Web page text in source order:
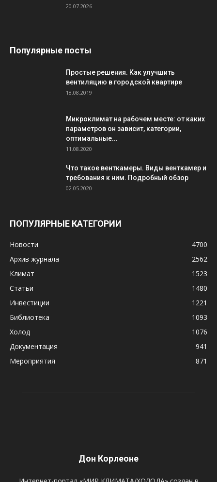
20.07.2026
Популярные посты
Простые решения. Как улучшить
вентиляцию в городской квартире
18.08.2019
Микроклимат на рабочем месте: от каких
параметров он зависит, категории,
оптимальные...
11.08.2020
Что такое венткамеры. Виды венткамер и
требования к ним. Подробный обзор
02.05.2020
ПОПУЛЯРНЫЕ КАТЕГОРИИ
Новости
4700
Архив журнала
2562
Климат
1523
Статьи
1480
Инвестиции
1221
Библиотека
1093
Холод
1076
Документация
941
Мероприятия
871
Дон Корлеоне